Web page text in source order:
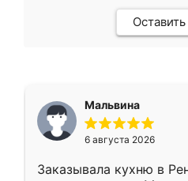
Мальвина
6 августа 2026
Заказывала кухню в